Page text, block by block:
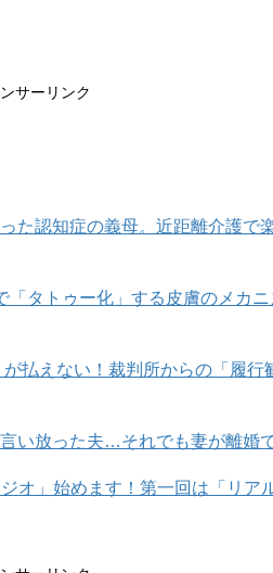
のがこちらの方のようにTシ
へ >>
1 2
サーリンク
た認知症の義母。近距離介護で
タトゥー化」する皮膚のメカ
払えない！裁判所からの「履行
い放った夫…それでも妻が離婚
オ」始めます！第一回は「リア